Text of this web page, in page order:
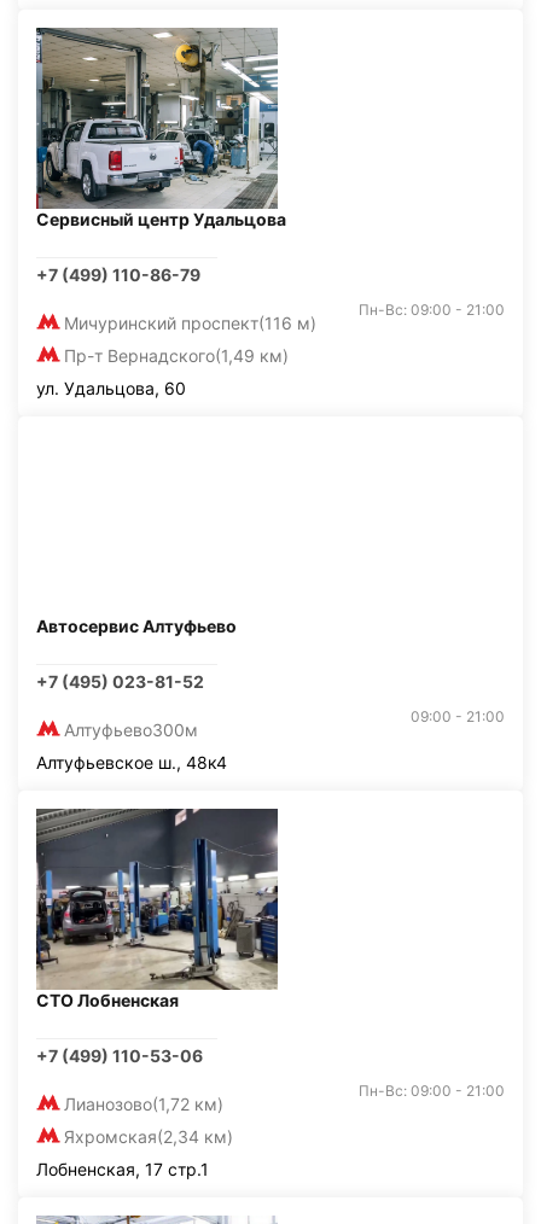
Сервисный центр Удальцова
+7 (499) 110-86-79
Мичуринский проспект(116 м)
Пр-т Вернадского(1,49 км)
Пн-Вс: 09:00 - 21:00
ул. Удальцова, 60
Автосервис Алтуфьево
+7 (495) 023-81-52
Алтуфьево300м
09:00 - 21:00
Алтуфьевское ш., 48к4
СТО Лобненская
+7 (499) 110-53-06
Лианозово(1,72 км)
Яхромская(2,34 км)
Пн-Вс: 09:00 - 21:00
Лобненская, 17 стр.1